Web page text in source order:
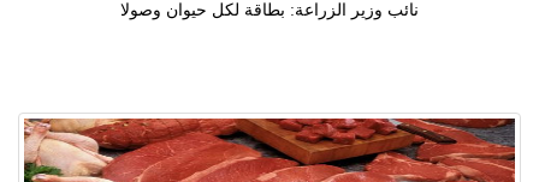
نائب وزير الزراعة: بطاقة لكل حيوان وصولا